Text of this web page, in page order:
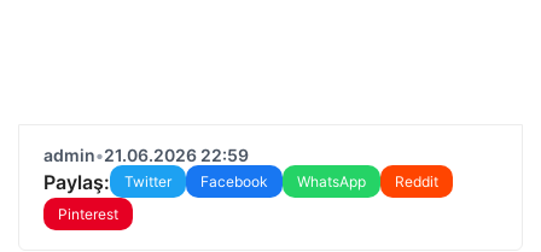
admin•21.06.2026 22:59
Paylaş: Twitter Facebook WhatsApp
Reddit
Pinterest